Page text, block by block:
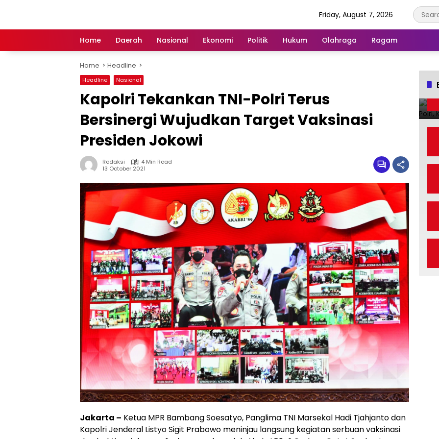
Friday, August 7, 2026
Home Daerah Nasional Ekonomi Politik Hukum Olahraga Ragam
Home Headline
Headline Nasional
Kapolri Tekankan TNI-Polri Terus
Bersinergi Wujudkan Target Vaksinasi
Presiden Jokowi
Redaksi
4 Min Read
13 October 2021
Jakarta – Ketua MPR Bambang Soesatyo, Panglima TNI Marsekal Hadi Tjahjanto dan
Kapolri Jenderal Listyo Sigit Prabowo meninjau langsung kegiatan serbuan vaksinasi